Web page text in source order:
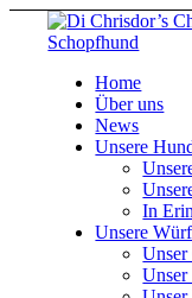
Home
Über uns
News
Unsere
In
Unsere